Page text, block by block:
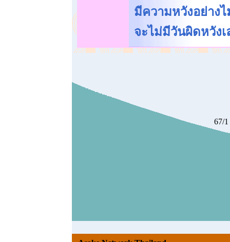
มีความหวังอย่างไ
จะไม่มีวันผิดหวังเ
67/